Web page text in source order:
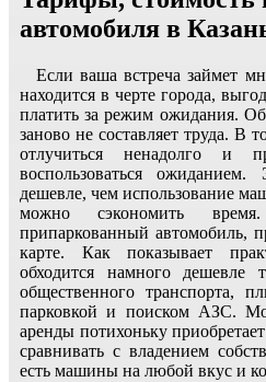
автомобиля в
Если ваша встреча займет
находится в черте города,
платить за режим ожидания.
заново не составляет труда. В
отлучиться ненадолго и
воспользоваться
дешевле, чем использование
можно сэкономить
припаркованный автомобиль,
карте. Как показывает
обходится намного дешевле
общественного транспорта,
парковкой и поиском АЗС.
аренды потихоньку приобретает
сравнивать с владением
есть машины на любой вкус и